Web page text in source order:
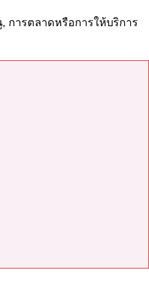
, การตลาดหรือการให้บริการ